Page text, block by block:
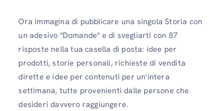
Ora immagina di pubblicare una singola Storia con
un adesivo "Domande" e di svegliarti con 87
risposte nella tua casella di posta: idee per
prodotti, storie personali, richieste di vendita
dirette e idee per contenuti per un'intera
settimana, tutte provenienti dalle persone che
desideri davvero raggiungere.